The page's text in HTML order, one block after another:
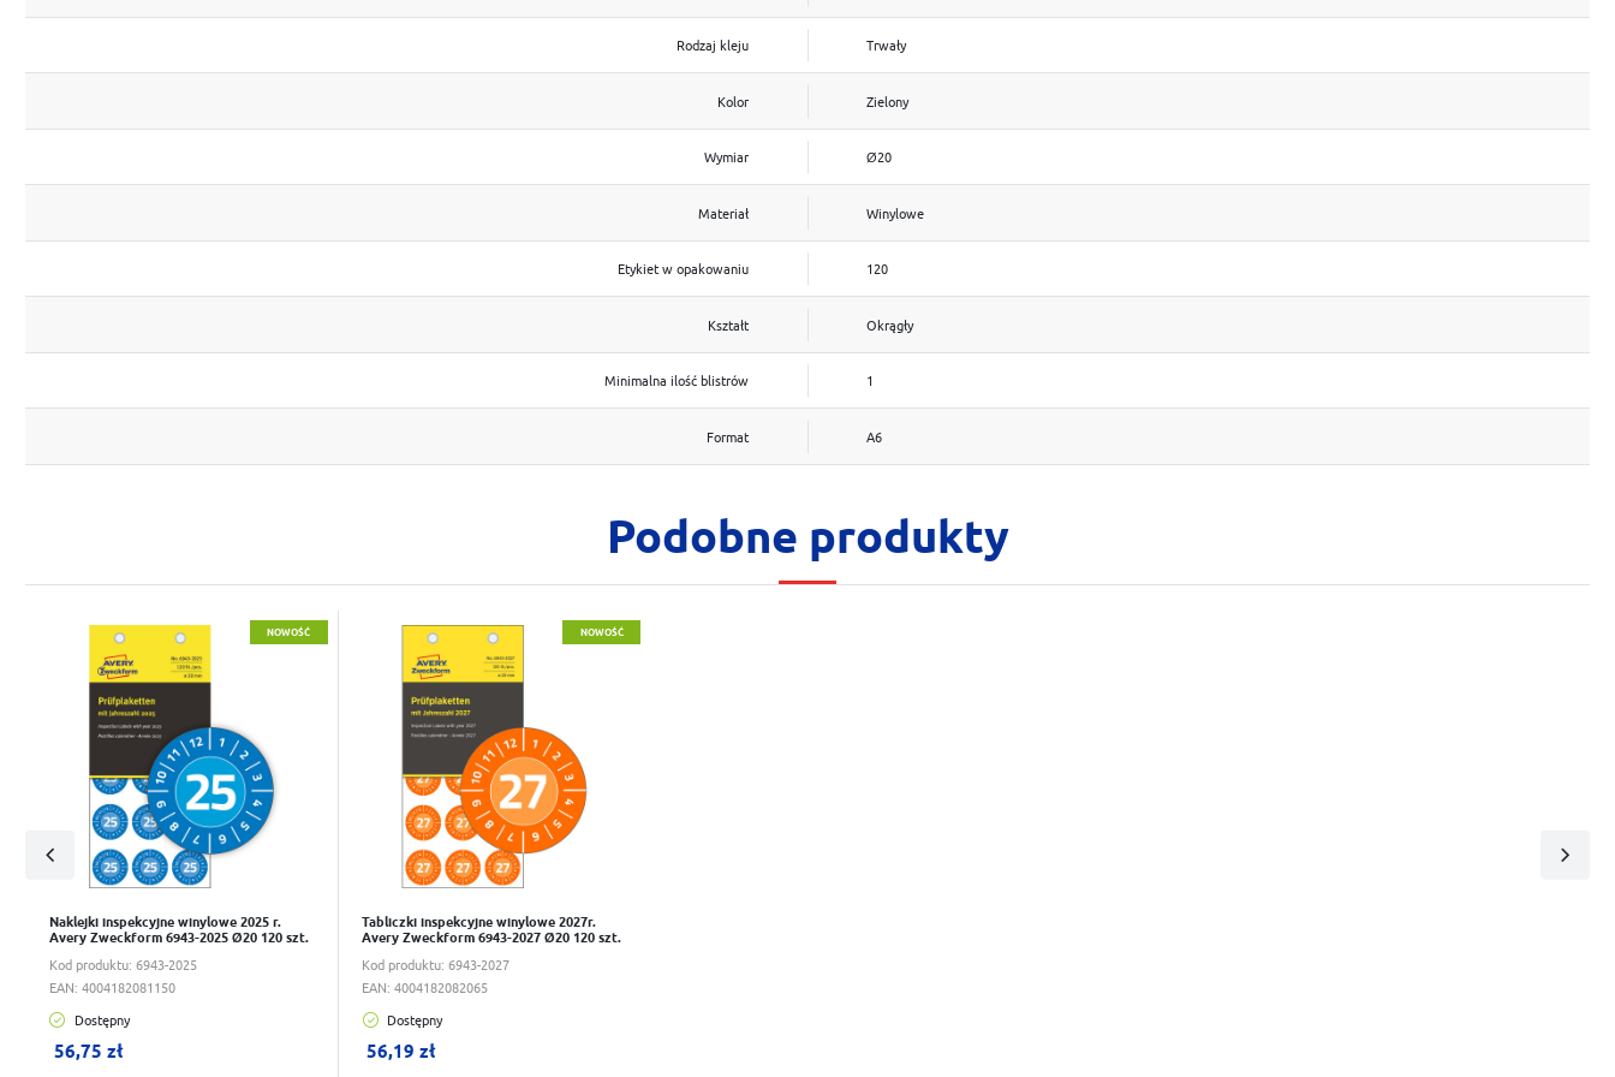
Rodzaj kleju Trwały
Kolor Zielony
Wymiar Ø20
Materiał Winylowe
Etykiet w opakowaniu 120
Kształt Okrągły
Minimalna ilość blistrów 1
Format A6
Podobne produkty
NOWOŚĆ
Kod produktu: 6943-2025
Naklejki inspekcyjne winylowe 2025 r.
Avery Zweckform 6943-2025 Ø20 120 szt.
EAN: 4004182081150
Dostępny
56,75 zł
W koszyku:
Do schowka NOWOŚĆ
Kod produktu:6943-2027
Tabliczki inspekcyjne winylowe 2027r.
Avery Zweckform 6943-2027 Ø20 120 szt.
EAN:4004182082065
Dostępny
56,19 zł
W koszyku:
Do schowka